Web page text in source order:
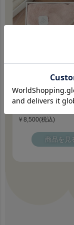
Nuage バスポンチョタ
￥8,500(税込)
商品を見